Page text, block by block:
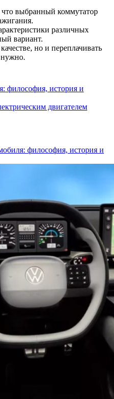
выбранный коммутатор
различных
вариант.
но и переплачивать
философия, история и
двигателем
философия, история и